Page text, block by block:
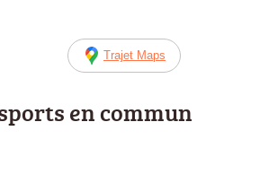
Trajet Maps
en commun